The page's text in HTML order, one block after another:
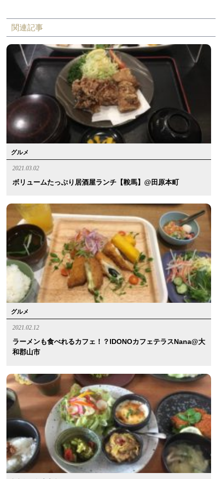
関連記事
グルメ
2021.03.02
ボリュームたっぷり居酒屋ランチ【鞍馬】@田原本町
グルメ
2021.02.12
ラーメンも食べれるカフェ！？IDONOカフェテラスnana@大
和郡山市